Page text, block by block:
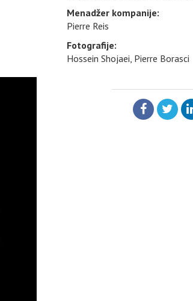
Menadžer kompanije:
Pierre Reis
Fotografije:
Hossein Shojaei, Pierre Borasci
PODELI: